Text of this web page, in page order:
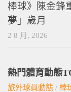
棒球》陳金鋒
夢」歲月
熱門體育動態